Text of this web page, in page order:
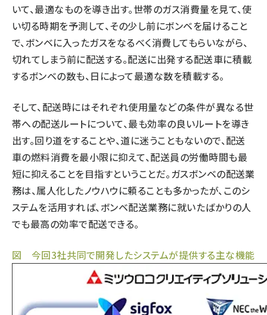
いて、最適なものを導き出す。世帯のガス消費量を見て、使
い切る時期を予測して、その少し前にボンベを届けること
で、ボンベに入ったガスをなるべく消費してもらいながら、
切れてしまう前に配送する。配送に出発する配送車に積載
するボンベの数も、日によって最適な数を積載する。
そして、配送時にはそれぞれ使用量などの条件が異なる世
帯への配送ルートについて、最も効率の良いルートを導き
出す。回り道をすることや、道に迷うこともないので、配送
車の燃料消費を最小限に抑えて、配送員の労働時間も最
短に抑えることを目指すということだ。ガスボンベの配送業
務は、属人化したノウハウに頼ることも多かったが、このシ
ステムを活用すれば、ボンベ配送業務に就いたばかりの人
でも最高の効率で配送できる。
図 今回3社共同で開発したシステムが提供する主な機能